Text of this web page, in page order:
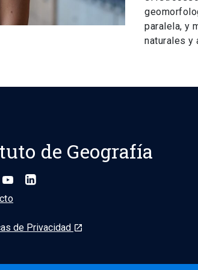
paralela, y
naturales y
de Geografía
de Privacidad launch